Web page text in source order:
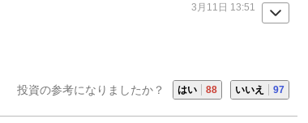
3月11日 13:51
投資の参考になりましたか？ はい 88 いいえ 97